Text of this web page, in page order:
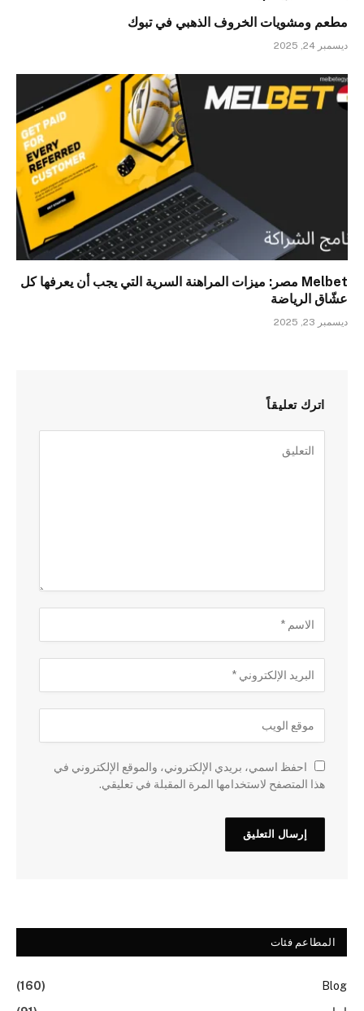
مطعم ومشويات الخروف الذهبي في تبوك
ديسمبر 24, 2025
Melbet مصر: ميزات المراهنة السرية التي يجب أن يعرفها كل
عشّاق الرياضة
ديسمبر 23, 2025
اترك تعليقاً
احفظ اسمي، بريدي الإلكتروني، والموقع الإلكتروني في
هذا المتصفح لاستخدامها المرة المقبلة في تعليقي.
المطاعم فئات
Blog
(160)